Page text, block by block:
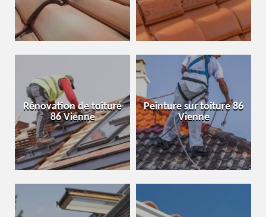
Rénovation de toiture
86 Vienne
Peinture sur toiture 86
Vienne